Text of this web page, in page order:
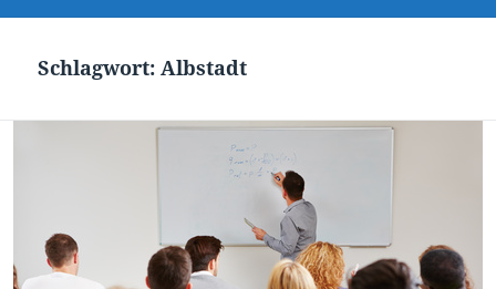
WIDGETS
Schlagwort:Albstadt